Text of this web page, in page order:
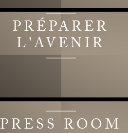
PRÉPARER
L'AVENIR
PRESS ROOM